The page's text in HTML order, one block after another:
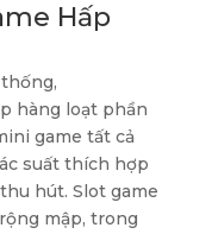
Hấp
hàng loạt phần
game tất cả
suất thích hợp
hút. Slot game
mập, trong